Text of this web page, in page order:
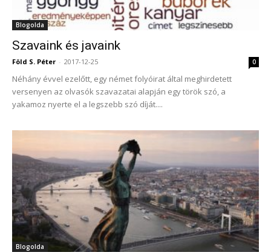
Blogolda
Szavaink és javaink
Föld S. Péter - 2017-12-25 0
Néhány évvel ezelőtt, egy német folyóirat által meghirdetett
versenyen az olvasók szavazatai alapján egy török szó, a
yakamoz nyerte el a legszebb szó díját....
Blogolda